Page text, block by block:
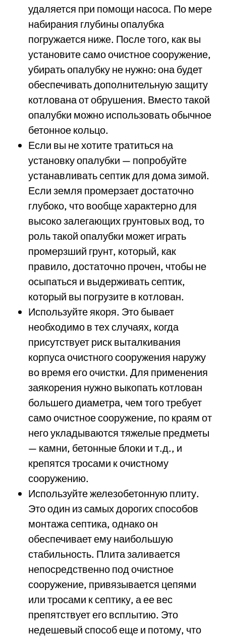
удаляется при помощи насоса. По мере
набирания глубины опалубка
погружается ниже. После того, как вы
установите само очистное сооружение,
убирать опалубку не нужно: она будет
обеспечивать дополнительную защиту
котлована от обрушения. Вместо такой
опалубки можно использовать обычное
бетонное кольцо.
Если вы не хотите тратиться на
установку опалубки — попробуйте
устанавливать септик для дома зимой.
Если земля промерзает достаточно
глубоко, что вообще характерно для
высоко залегающих грунтовых вод, то
роль такой опалубки может играть
промерзший грунт, который, как
правило, достаточно прочен, чтобы не
осыпаться и выдерживать септик,
который вы погрузите в котлован.
Используйте якоря. Это бывает
необходимо в тех случаях, когда
присутствует риск выталкивания
корпуса очистного сооружения наружу
во время его очистки. Для применения
заякорения нужно выкопать котлован
большего диаметра, чем того требует
само очистное сооружение, по краям от
него укладываются тяжелые предметы
— камни, бетонные блоки и т.д., и
крепятся тросами к очистному
сооружению.
Используйте железобетонную плиту.
Это один из самых дорогих способов
монтажа септика, однако он
обеспечивает ему наибольшую
стабильность. Плита заливается
непосредственно под очистное
сооружение, привязывается цепями
или тросами к септику, а ее вес
препятствует его всплытию. Это
недешевый способ еще и потому, что